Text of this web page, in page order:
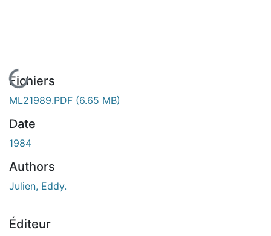
En cours de chargement...
Fichiers
ML21989.PDF (6.65 MB)
Date
1984
Authors
Julien, Eddy.
Éditeur